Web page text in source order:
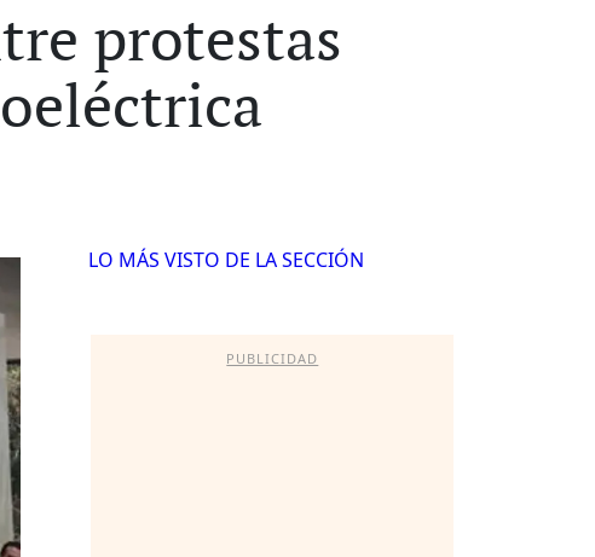
protestas
LO MÁS VISTO DE LA SECCIÓN
PUBLICIDAD